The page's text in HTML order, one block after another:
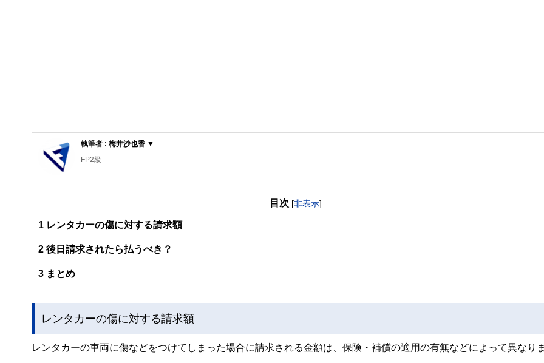
執筆者 : 梅井沙也香 ▼
FP2級
目次 [非表示]
1 レンタカーの傷に対する請求額
2 後日請求されたら払うべき？
3 まとめ
レンタカーの傷に対する請求額
レンタカーの車両に傷などをつけてしまった場合に請求される金額は、保険・補償の適用の有無などによって異なりま